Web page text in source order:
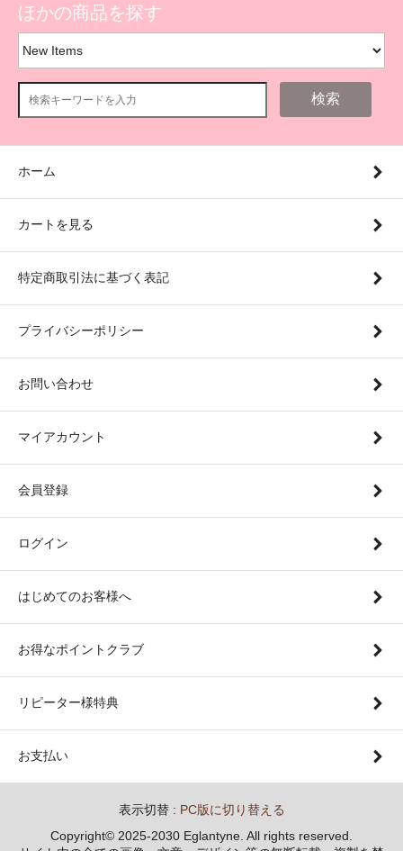
ほかの商品を探す
検索
ホーム
カートを見る
特定商取引法に基づく表記
プライバシーポリシー
お問い合わせ
マイアカウント
会員登録
ログイン
はじめてのお客様へ
お得なポイントクラブ
リピーター様特典
お支払い
表示切替 : PC版に切り替える
Copyright© 2025-2030 Eglantyne. All rights reserved.